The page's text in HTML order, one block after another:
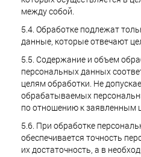
между собой.
5.4. Обработке подлежат
данные, которые отвечают
5.5. Содержание и объем
персональных данных
целям обработки. Не
обрабатываемых
по отношению к заявленным
5.6. При обработке
обеспечивается точность
их достаточность, а в